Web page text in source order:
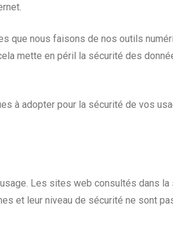
que nous faisons de nos outils
mette en péril la sécurité des
à adopter pour la sécurité de vos
Les sites web consultés dans la
et leur niveau de sécurité ne sont